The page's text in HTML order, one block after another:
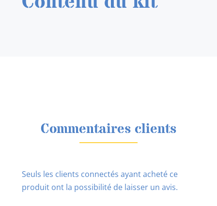
Commentaires clients
Seuls les clients connectés ayant acheté ce
produit ont la possibilité de laisser un avis.